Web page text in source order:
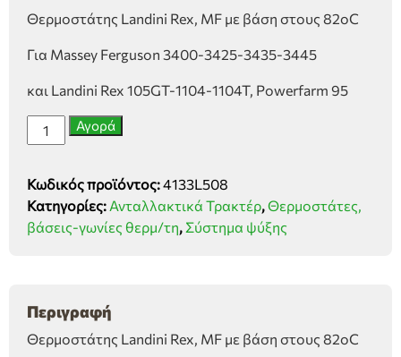
Θερμοστάτης Landini Rex, MF με βάση στους 82οC
Για Massey Ferguson 3400-3425-3435-3445
και Landini Rex 105GT-1104-1104T, Powerfarm 95
Θερμοστάτης
Landini
MF
με
βάση
Αγορά
Κωδικός προϊόντος:4133L508
Κατηγορίες: Ανταλλακτικά Τρακτέρ,Θερμοστάτες,
βάσεις-γωνίες θερμ/τη, Σύστημα ψύξης
Περιγραφή
Θερμοστάτης Landini Rex, MF με βάση στους 82οC